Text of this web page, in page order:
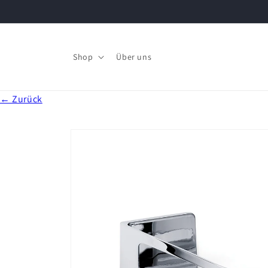
Shop Über uns
← Zurück